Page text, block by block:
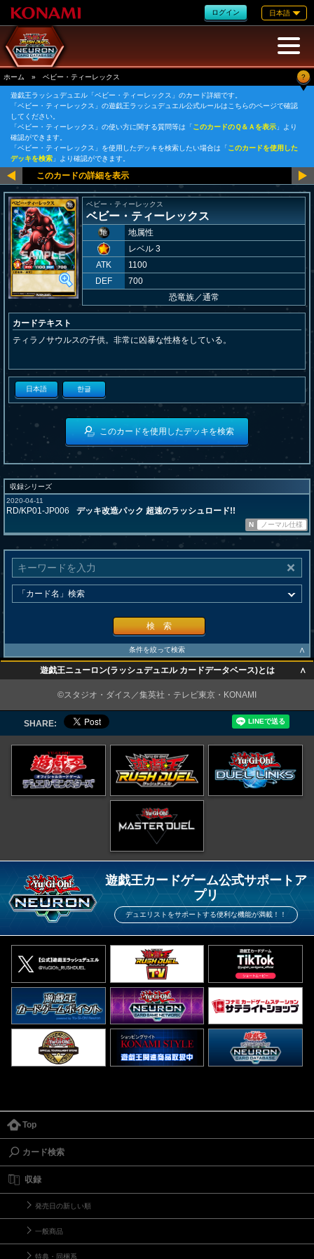
ログイン 日本語
ホーム » ベビー・ティーレックス ?
遊戯王ラッシュデュエル「ベビー・ティーレックス」のカード詳細です。
「ベビー・ティーレックス」の遊戯王ラッシュデュエル公式ルールはこちらのページで確認
してください。
「ベビー・ティーレックス」の使い方に関する質問等は「このカードのＱ＆Ａを表示 」より
確認ができます。
「ベビー・ティーレックス」を使用したデッキを検索したい場合は「このカードを使用した
デッキを検索 」より確認ができます。
ベビー・ティーレックス
ベビー・ティーレックス
地属性
レベル 3
ATK
1100
DEF
700
恐竜族／通常
カードテキスト
ティラノサウルスの子供。非常に凶暴な性格をしている。
日本語 한글
このカードを使用したデッキを検索
収録シリーズ
2020-04-11
RD/KP01-JP006 デッキ改造パック 超速のラッシュロード!!
N ノーマル仕様
検 索
条件を絞って検索 ∧
遊戯王ニューロン(ラッシュデュエル カードデータベース)とは ∧
©スタジオ・ダイス／集英社・テレビ東京・KONAMI
SHARE:
遊戯王カードゲーム公式サポートア
プリ
デュエリストをサポートする便利な機能が満載！！
Top
カード検索
収録
発売日の新しい順
一般商品
特典・同梱系